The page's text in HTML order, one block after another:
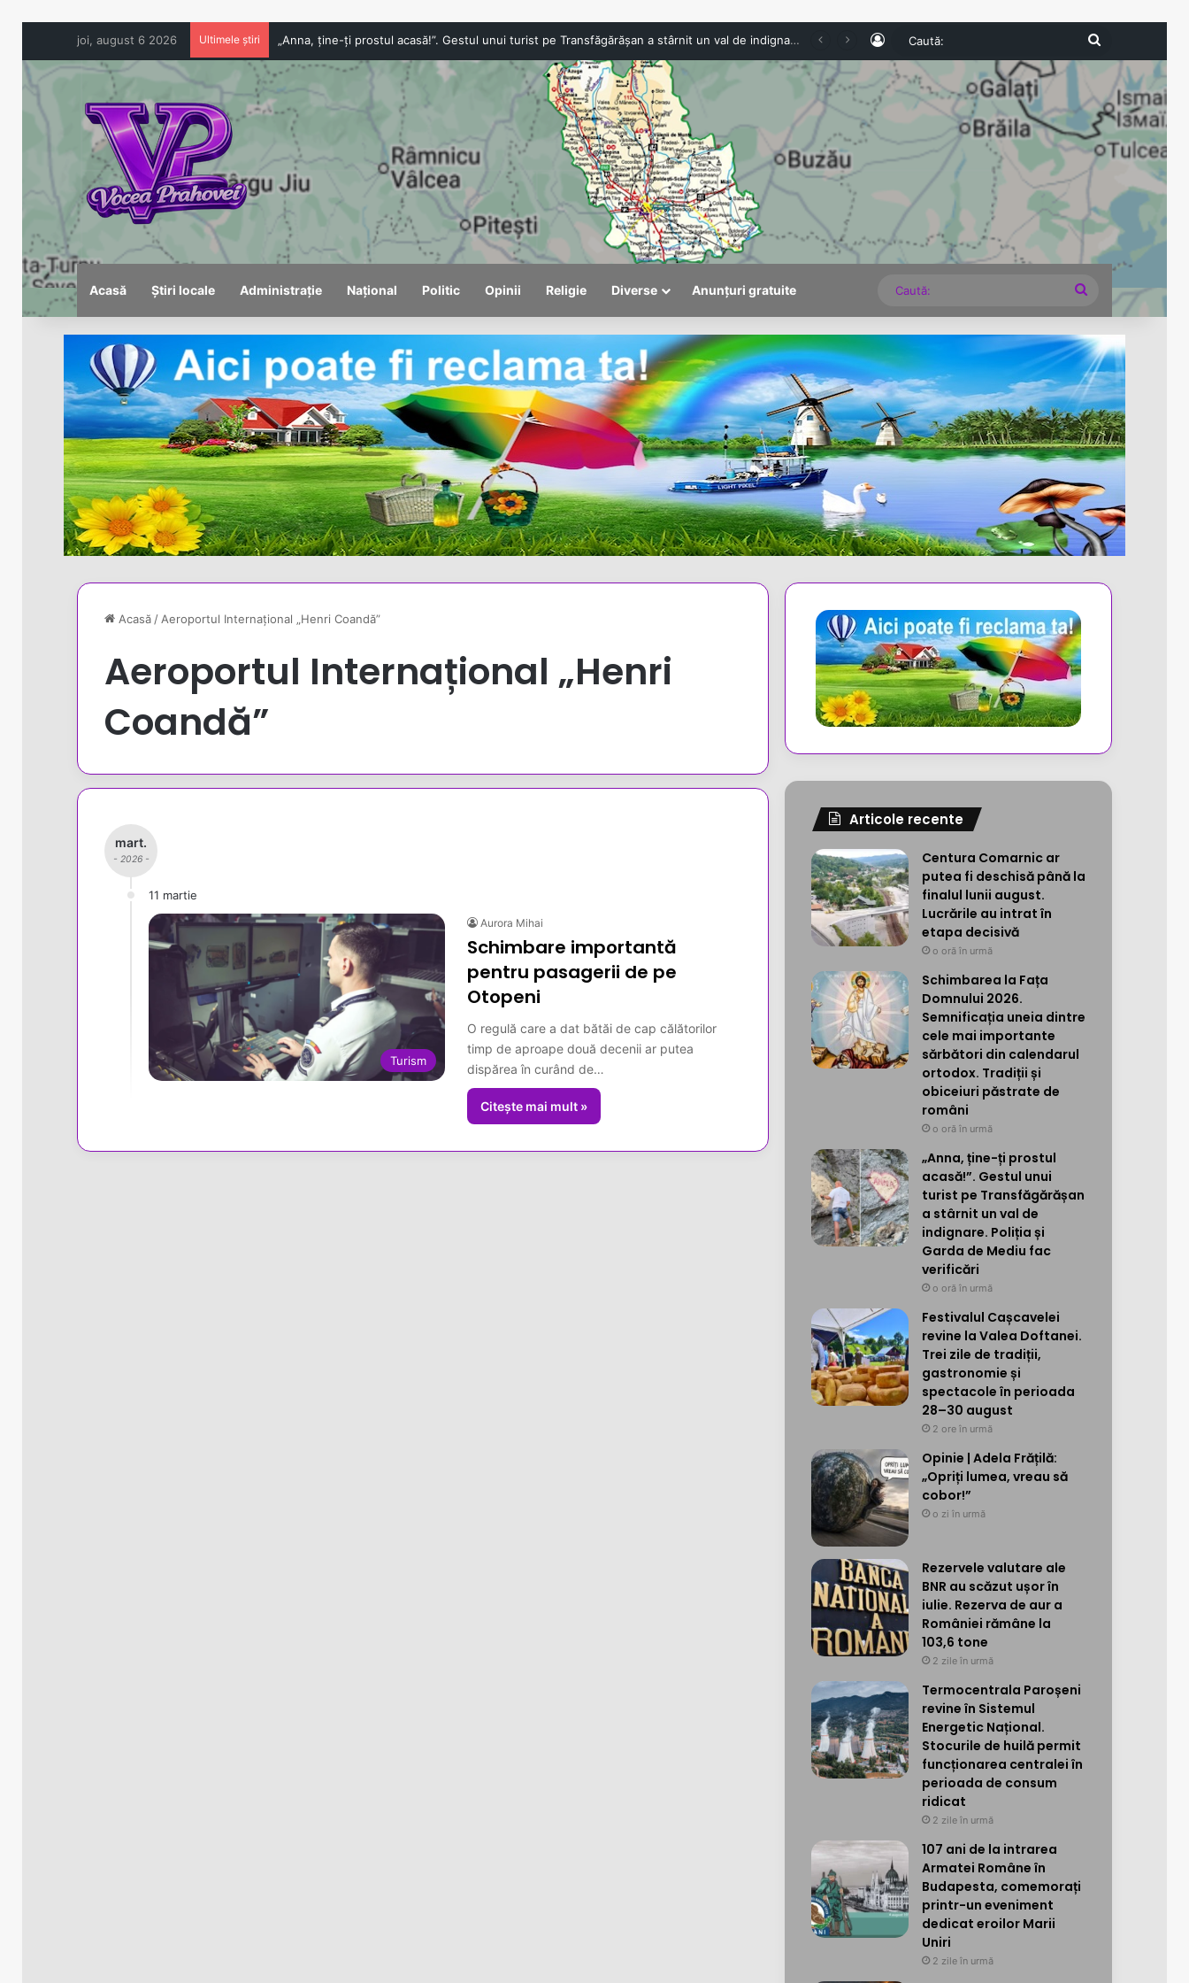
joi, august 6 2026 Ultimele știri „Anna, ține-ți prostul acasă!”. Gestul unui turist pe Transfăgărășan a stârnit un val de indignare. Poliția și Garda de Mediu fac verificări Log In Caută:
Acasă Știri locale Administrație Național Politic Opinii Religie Diverse Anunțuri gratuite Caută:
Acasă / Aeroportul Internațional „Henri Coandă”
Aeroportul Internațional „Henri
Coandă”
mart.
- 2026 -
11 martie
Turism
Aurora Mihai
Schimbare importantă
pentru pasagerii de pe
Otopeni
O regulă care a dat bătăi de cap călătorilor
timp de aproape două decenii ar putea
dispărea în curând de…
Citește mai mult »
Articole recente
Centura Comarnic ar
putea fi deschisă până la
finalul lunii august.
Lucrările au intrat în
etapa decisivă
o oră în urmă
Schimbarea la Fața
Domnului 2026.
Semnificația uneia dintre
cele mai importante
sărbători din calendarul
ortodox. Tradiții și
obiceiuri păstrate de
români
o oră în urmă
„Anna, ține-ți prostul
acasă!”. Gestul unui
turist pe Transfăgărășan
a stârnit un val de
indignare. Poliția și
Garda de Mediu fac
verificări
o oră în urmă
Festivalul Cașcavelei
revine la Valea Doftanei.
Trei zile de tradiții,
gastronomie și
spectacole în perioada
28–30 august
2 ore în urmă
Opinie | Adela Frățilă:
„Opriți lumea, vreau să
cobor!”
o zi în urmă
Rezervele valutare ale
BNR au scăzut ușor în
iulie. Rezerva de aur a
României rămâne la
103,6 tone
2 zile în urmă
Termocentrala Paroșeni
revine în Sistemul
Energetic Național.
Stocurile de huilă permit
funcționarea centralei în
perioada de consum
ridicat
2 zile în urmă
107 ani de la intrarea
Armatei Române în
Budapesta, comemorați
printr-un eveniment
dedicat eroilor Marii
Uniri
2 zile în urmă